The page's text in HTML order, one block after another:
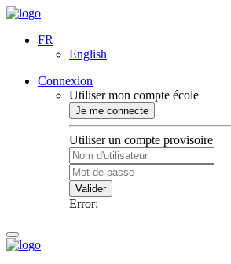
FR
English
Connexion
Utiliser mon compte école
Je me connecte
Utiliser un compte provisoire
Valider
Error: